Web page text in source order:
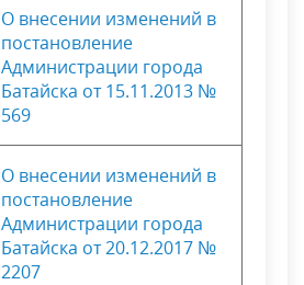
О внесении изменений в
постановление
Администрации города
Батайска от 15.11.2013 №
569
О внесении изменений в
постановление
Администрации города
Батайска от 20.12.2017 №
2207